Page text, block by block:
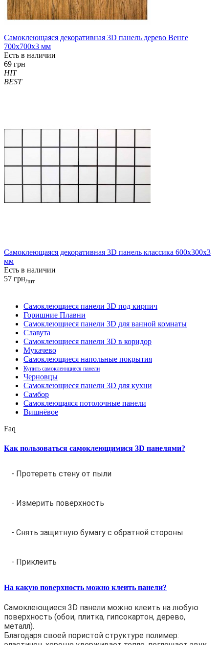
Самоклеющаяся декоративная 3D панель дерево Венге
700x700x3 мм
Есть в наличии
69 грн
HIT
BEST
Самоклеющаяся декоративная 3D панель классика 600x300x3
мм
Есть в наличии
57 грн/шт
Самоклеющиеся панели 3D под кирпич
Горишние Плавни
Самоклеющиеся панели 3D для ванной комнаты
Славута
Самоклеющиеся панели 3D в коридор
Мукачево
Самоклеющиеся напольные покрытия
Купить самоклеющиеся панели
Черновцы
Самоклеющиеся панели 3D для кухни
Самбор
Самоклеющаяся потолочные панели
Вишнёвое
Faq
Как пользоваться самоклеющимися 3D панелями?
- Протереть стену от пыли
- Измерить поверхность
- Снять защитную бумагу с обратной стороны
- Приклеить
На какую поверхность можно клеить панели?
Самоклеющиеся 3D панели можно клеить на любую
поверхность (обои, плитка, гипсокартон, дерево,
металл).
Благодаря своей пористой структуре полимер: